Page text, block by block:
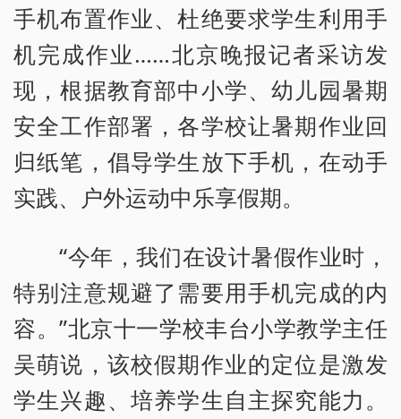
手机布置作业、杜绝要求学生利用手
机完成作业……北京晚报记者采访发
现，根据教育部中小学、幼儿园暑期
安全工作部署，各学校让暑期作业回
归纸笔，倡导学生放下手机，在动手
实践、户外运动中乐享假期。
“今年，我们在设计暑假作业时，
特别注意规避了需要用手机完成的内
容。”北京十一学校丰台小学教学主任
吴萌说，该校假期作业的定位是激发
学生兴趣、培养学生自主探究能力。